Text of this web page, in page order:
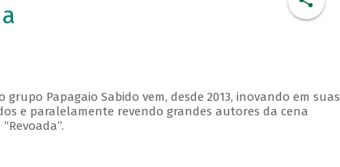
Papagaio Sabido vem, desde 2013, inovando em suas
e paralelamente revendo grandes autores da cena